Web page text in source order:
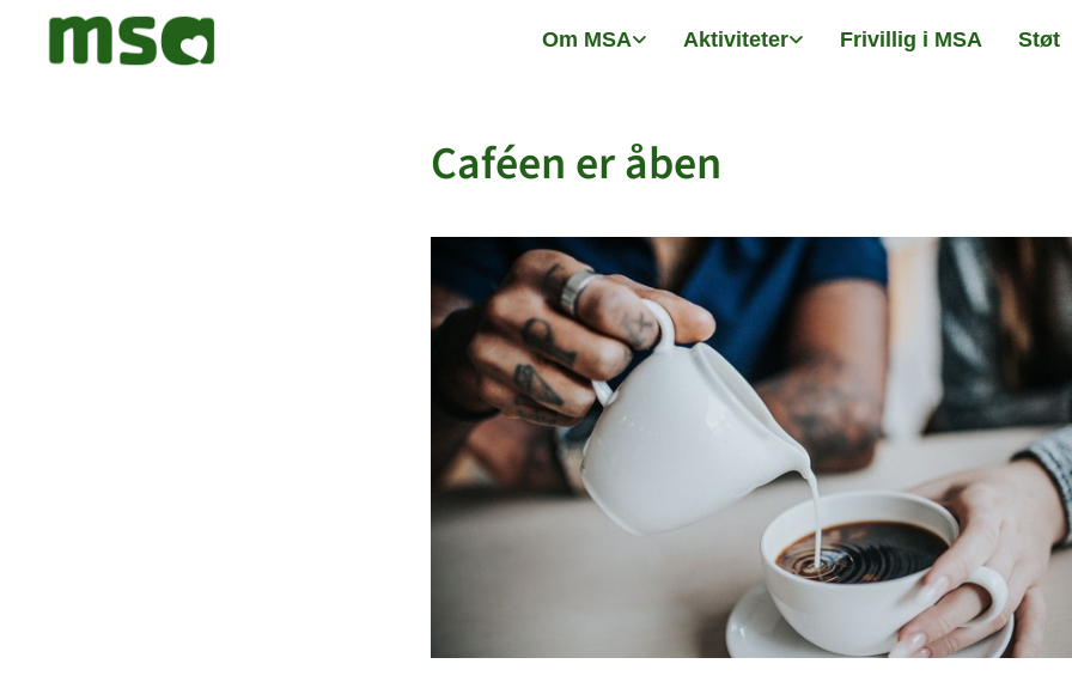
Om MSA Aktiviteter Frivillig i MSA Støt
Caféen er åben